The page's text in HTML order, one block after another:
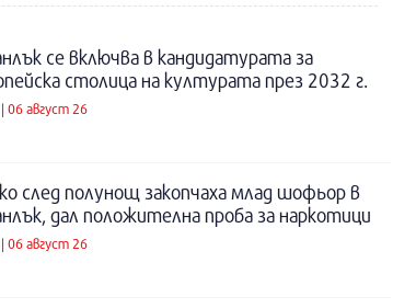
се включва в кандидатурата за
столица на културата през 2032 г.
06 август 26
след полунощ закопчаха млад шофьор в
дал положителна проба за наркотици
06 август 26